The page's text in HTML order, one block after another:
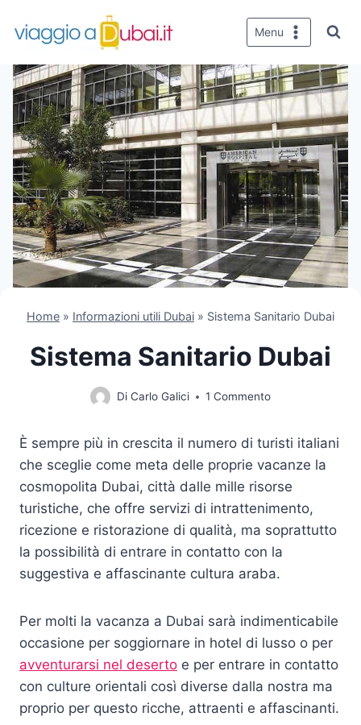
Menu
Home » Informazioni utili Dubai » Sistema Sanitario Dubai
Sistema Sanitario Dubai
Di Carlo Galici 1 Commento
È sempre più in crescita il numero di turisti italiani
che sceglie come meta delle proprie vacanze la
cosmopolita Dubai, città dalle mille risorse
turistiche, che offre servizi di intrattenimento,
ricezione e ristorazione di qualità, ma soprattutto
la possibilità di entrare in contatto con la
suggestiva e affascinante cultura araba.
Per molti la vacanza a Dubai sarà indimenticabile
occasione per soggiornare in hotel di lusso o per
avventurarsi nel deserto e per entrare in contatto
con culture orientali così diverse dalla nostra ma
proprio per questo ricche, attraenti e affascinanti.